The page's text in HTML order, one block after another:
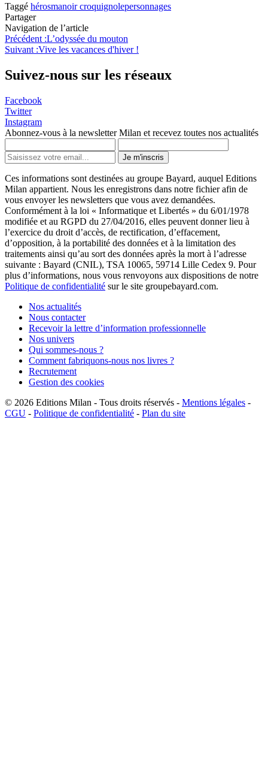
Taggé hérosmanoir croquignolepersonnages
Partager
Navigation de l’article
Précédent :L’odyssée du mouton
Suivant :Vive les vacances d'hiver !
Suivez-nous sur les réseaux
Facebook
Twitter
Instagram
Abonnez-vous à la newsletter Milan et recevez toutes nos actualités
Je m'inscris
Ces informations sont destinées au groupe Bayard, auquel Editions
Milan appartient. Nous les enregistrons dans notre fichier afin de
vous envoyer les newsletters que vous avez demandées.
Conformément à la loi « Informatique et Libertés » du 6/01/1978
modifiée et au RGPD du 27/04/2016, elles peuvent donner lieu à
l’exercice du droit d’accès, de rectification, d’effacement,
d’opposition, à la portabilité des données et à la limitation des
traitements ainsi qu’au sort des données après la mort à l’adresse
suivante : Bayard (CNIL), TSA 10065, 59714 Lille Cedex 9. Pour
plus d’informations, nous vous renvoyons aux dispositions de notre
Politique de confidentialité sur le site groupebayard.com.
Nos actualités
Nous contacter
Recevoir la lettre d’information professionnelle
Nos univers
Qui sommes-nous ?
Comment fabriquons-nous nos livres ?
Recrutement
Gestion des cookies
© 2026 Editions Milan - Tous droits réservés - Mentions légales -
CGU - Politique de confidentialité - Plan du site